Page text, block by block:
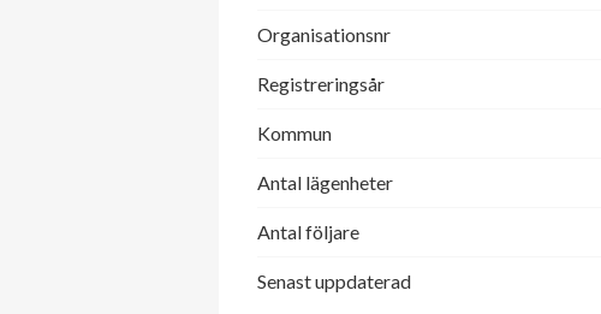
Organisationsnr
Registreringsår
Kommun
Antal lägenheter
Antal följare
Senast uppdaterad